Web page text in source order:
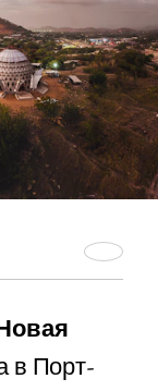
в Порт-